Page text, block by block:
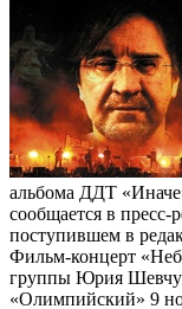
альбома ДДТ
сообщается в
поступившем в
Фильм-концерт
группы Юрия
«Олимпийский» 9